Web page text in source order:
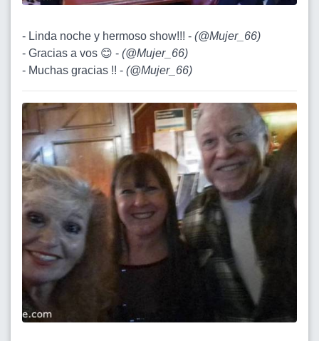
- Linda noche y hermoso show!!! - (@Mujer_66)
- Gracias a vos 😊 - (@Mujer_66)
- Muchas gracias !! - (@Mujer_66)